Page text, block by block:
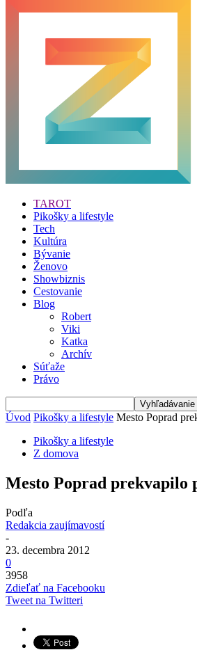
TAROT
Pikošky a lifestyle
Tech
Kultúra
Bývanie
Ženovo
Showbiznis
Cestovanie
Blog
Robert
Viki
Katka
Archív
Súťaže
Právo
Úvod Pikošky a lifestyle Mesto Poprad
Pikošky a lifestyle
Z domova
Mesto Poprad prekvapilo
Podľa
Redakcia zaujímavostí
-
23. decembra 2012
0
3958
Zdieľať na Facebooku
Tweet na Twitteri